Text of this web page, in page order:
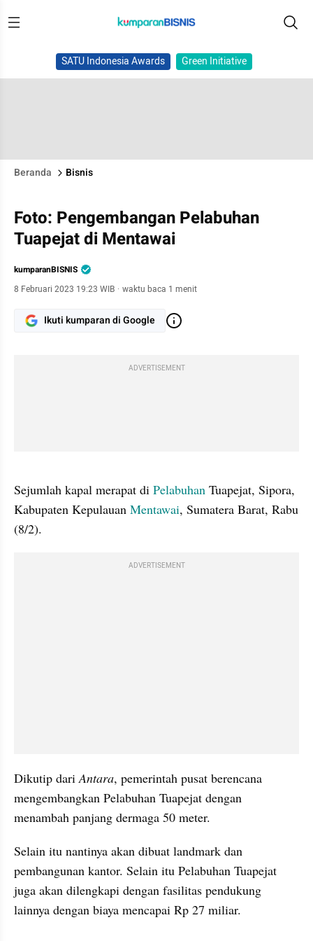
SATU Indonesia Awards Green Initiative
Beranda Bisnis
Foto: Pengembangan Pelabuhan
Tuapejat di Mentawai
kumparanBISNIS
8 Februari 2023 19:23 WIB · waktu baca 1 menit
Ikuti kumparan di Google
ADVERTISEMENT
Sejumlah kapal merapat di Pelabuhan Tuapejat, Sipora,
Kabupaten Kepulauan Mentawai, Sumatera Barat, Rabu
(8/2).
ADVERTISEMENT
Dikutip dari Antara, pemerintah pusat berencana
mengembangkan Pelabuhan Tuapejat dengan
menambah panjang dermaga 50 meter.
Selain itu nantinya akan dibuat landmark dan
pembangunan kantor. Selain itu Pelabuhan Tuapejat
juga akan dilengkapi dengan fasilitas pendukung
lainnya dengan biaya mencapai Rp 27 miliar.